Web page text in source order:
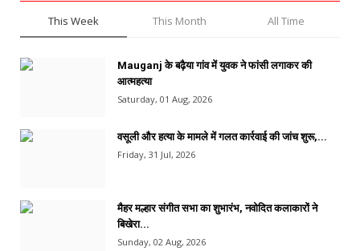
This Week This Month All Time
Mauganj के बढ़ैया गांव में युवक ने फांसी लगाकर की
आत्महत्या
Saturday, 01 Aug, 2026
वसूली और हत्या के मामले में गलत कार्रवाई की जांच शुरू,...
Friday, 31 Jul, 2026
मैहर मल्हार संगीत सभा का शुभारंभ, नवोदित कलाकारों ने
बिखेरा...
Sunday, 02 Aug, 2026